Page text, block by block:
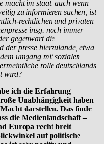
macht im staat. auch wenn
zu informieren suchen, ist
rechtlichen und privaten
insg. noch immer
gegenwart die
der presse hierzulande, etwa
umgang mit sozialen
rolle deutschlands
wird?
ich die Erfahrung
Unabhängigkeit haben
darstellen. Das finde
die Medienlandschaft –
Europa recht breit
auf politische